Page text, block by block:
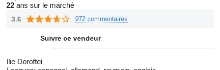
22 ans sur le marché
3.6 972 commentaires
Suivre ce vendeur
Ilie Doroftei